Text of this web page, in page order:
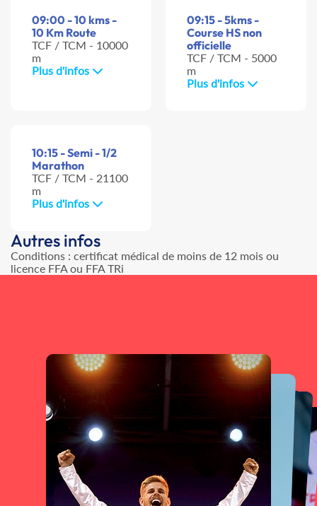
09:00 - 10 kms -
10 Km Route
TCF / TCM - 10000
m
Plus d'infos
09:15 - 5kms -
Course HS non
officielle
TCF / TCM - 5000
m
Plus d'infos
10:15 - Semi - 1/2
Marathon
TCF / TCM - 21100
m
Plus d'infos
Autres infos
Conditions : certificat médical de moins de 12 mois ou
licence FFA ou FFA TRi